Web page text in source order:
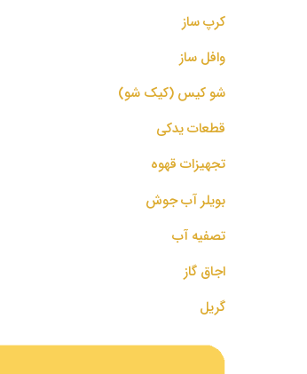
کرپ ساز
وافل ساز
شو کیس (کیک شو)
قطعات یدکی
تجهیزات قهوه
بویلر آب جوش
تصفیه آب
اجاق گاز
گریل